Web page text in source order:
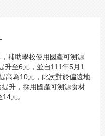
補助學校使用國產可溯源
升至6元，並自111年5月1
高為10元，此次對於偏遠地
升，採用國產可溯源食材
元。